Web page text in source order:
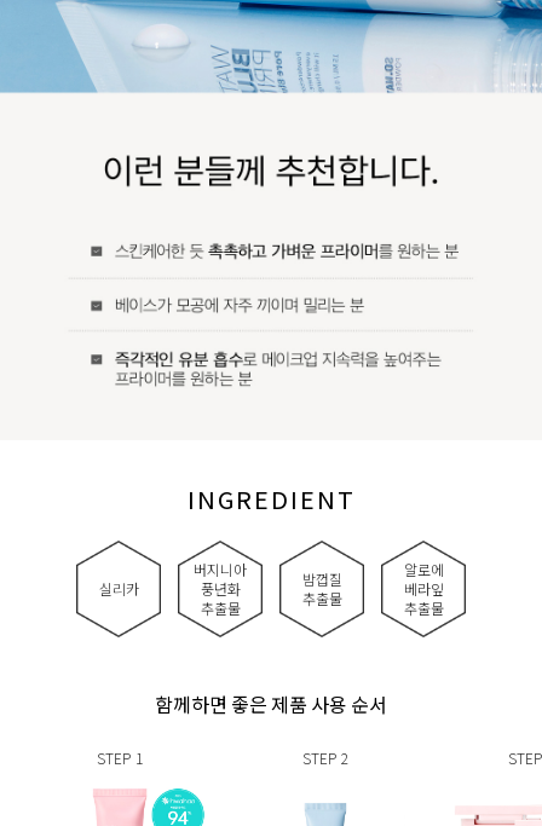
INGREDIENT
실리카
버지니아
풍년화
추출물
밤껍질
추출물
알로에
베라잎
추출물
함께하면 좋은 제품 사용 순서
STEP 1 STEP 2 STEP